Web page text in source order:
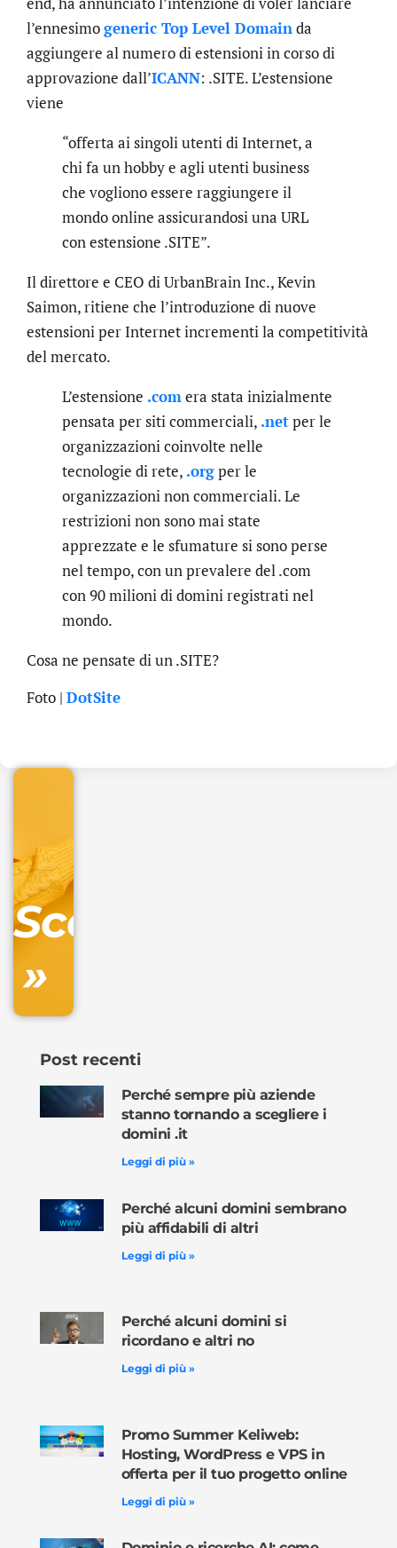
l’ennesimogeneric Top Level Domainda
aggiungere al numero di estensioni in corso di
approvazione dall’ICANN: .SITE. L’estensione
viene
“offerta ai singoli utenti di Internet, a
chi fa un hobby e agli utenti business
che vogliono essere raggiungere il
mondo online assicurandosi una URL
con estensione .SITE”.
Il direttore e CEO di UrbanBrain Inc., Kevin
Saimon, ritiene che l’introduzione di nuove
estensioni per Internet incrementi la competitività
del mercato.
L’estensione .comera stata inizialmente
pensata per siti commerciali, .netper le
organizzazioni coinvolte nelle
tecnologie di rete, .orgper le
organizzazioni non commerciali. Le
restrizioni non sono mai state
apprezzate e le sfumature si sono perse
nel tempo, con un prevalere del .com
con 90 milioni di domini registrati nel
mondo.
Cosa ne pensate di un .SITE?
Foto | DotSite
Scopri
»
.online
Post recenti
Perché sempre più aziende
stanno tornando a scegliere i
domini .it
Leggi di più »
Perché alcuni domini sembrano
più affidabili di altri
Leggi di più »
Perché alcuni domini si
ricordano e altri no
Leggi di più »
Promo Summer Keliweb:
Hosting, WordPress e VPS in
offerta per il tuo progetto online
Leggi di più »